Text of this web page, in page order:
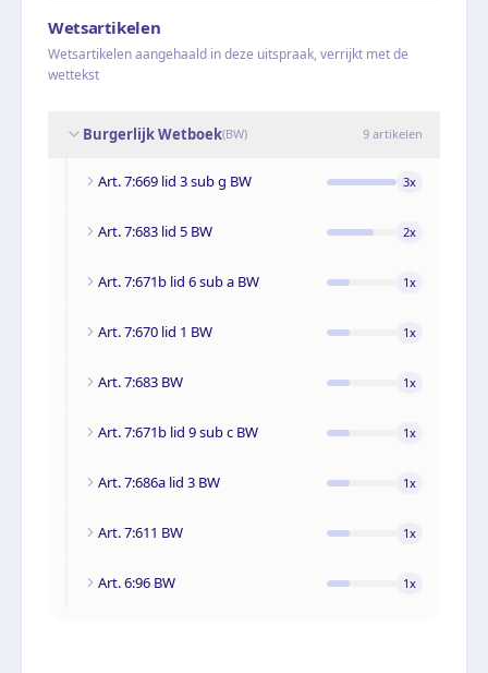
Wetsartikelen
Wetsartikelen aangehaald in deze uitspraak, verrijkt met de
wettekst
Burgerlijk Wetboek(BW) 9 artikelen
Art. 7:669 lid 3 sub g BW 3x
Art. 7:683 lid 5 BW 2x
Art. 7:671b lid 6 sub a BW 1x
Art. 7:670 lid 1 BW 1x
Art. 7:683 BW 1x
Art. 7:671b lid 9 sub c BW 1x
Art. 7:686a lid 3 BW 1x
Art. 7:611 BW 1x
Art. 6:96 BW 1x